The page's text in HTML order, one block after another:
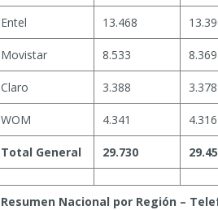
Entel 13.468
Movistar 8.533 8.369
Claro 3.388 3.378
WOM 4.341 4.316
Total General 29.730
Resumen Nacional por Región –